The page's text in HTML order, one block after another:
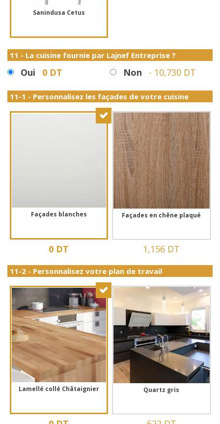
Sanindusa Cetus
11 - La cuisine fournie par Lajnef Entreprise ?
Oui 0 DT Non - 10,730 DT
11-1 - Personnalisez les façades de votre cuisine
Façades blanches
0 DT
Façades en chêne plaqué
1,156 DT
11-2 - Personnalisez votre plan de travail
Lamellé collé Châtaignier Quartz gris